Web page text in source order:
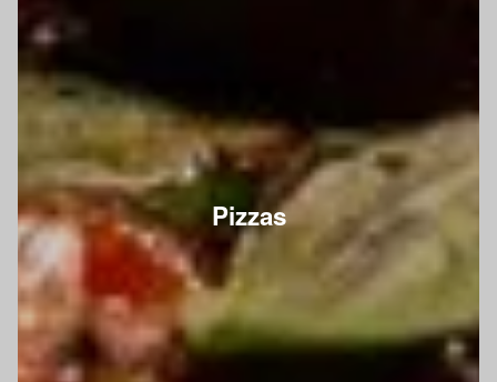
Pizzas